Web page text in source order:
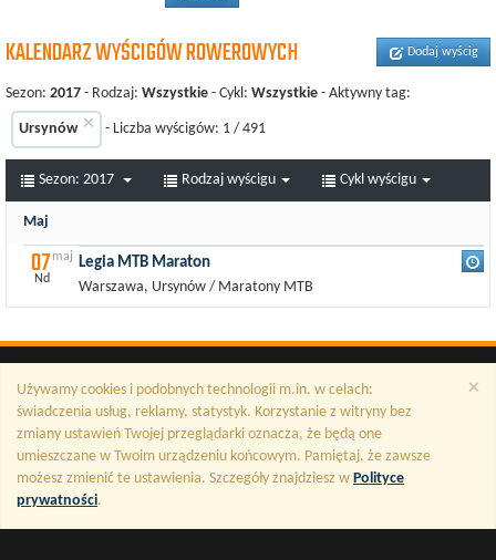
KALENDARZ WYŚCIGÓW ROWEROWYCH Dodaj wyścig
Sezon: 2017 - Rodzaj: Wszystkie - Cykl: Wszystkie - Aktywny tag:
Ursynów × - Liczba wyścigów: 1 / 491
Sezon: 2017 Rodzaj wyścigu Cykl wyścigu
Maj
07 maj
Nd
Legia MTB Maraton
Warszawa, Ursynów / Maratony MTB
×
Używamy cookies i podobnych technologii m.in. w celach:
świadczenia usług, reklamy, statystyk. Korzystanie z witryny bez
zmiany ustawień Twojej przeglądarki oznacza, że będą one
umieszczane w Twoim urządzeniu końcowym. Pamiętaj, że zawsze
możesz zmienić te ustawienia. Szczegóły znajdziesz w Polityce
prywatności.